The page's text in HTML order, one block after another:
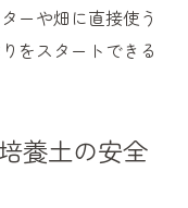
土の特性
ばれる理由
養土の利点
想的な理由
ーや畑に直接使う
をスタートできる
養土の安全